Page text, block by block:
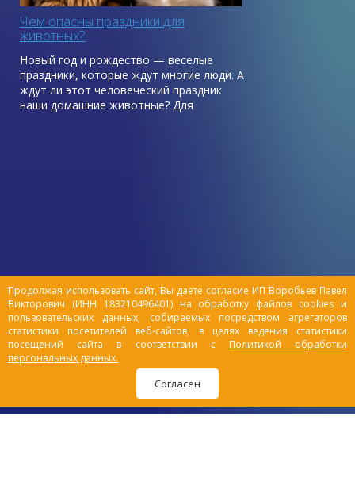
Продолжая использовать сайт, Вы даете согласие ИП Воробьев Павел
Викторович (ИНН 183210496401) на обработку файлов cookies и
пользовательских данных, собираемых посредством агрегаторов
статистики посетителей веб-сайтов, в целях ведения статистики
посещений сайта в соответствии с Политикой обработки
персональных данных.
Согласен
Чем опасны праздники для
животных?
Новый год и рождество — веселые
праздники, которые ждут многие люди. А
ждут ли этот человеческий праздник
наши домашние животные? Для